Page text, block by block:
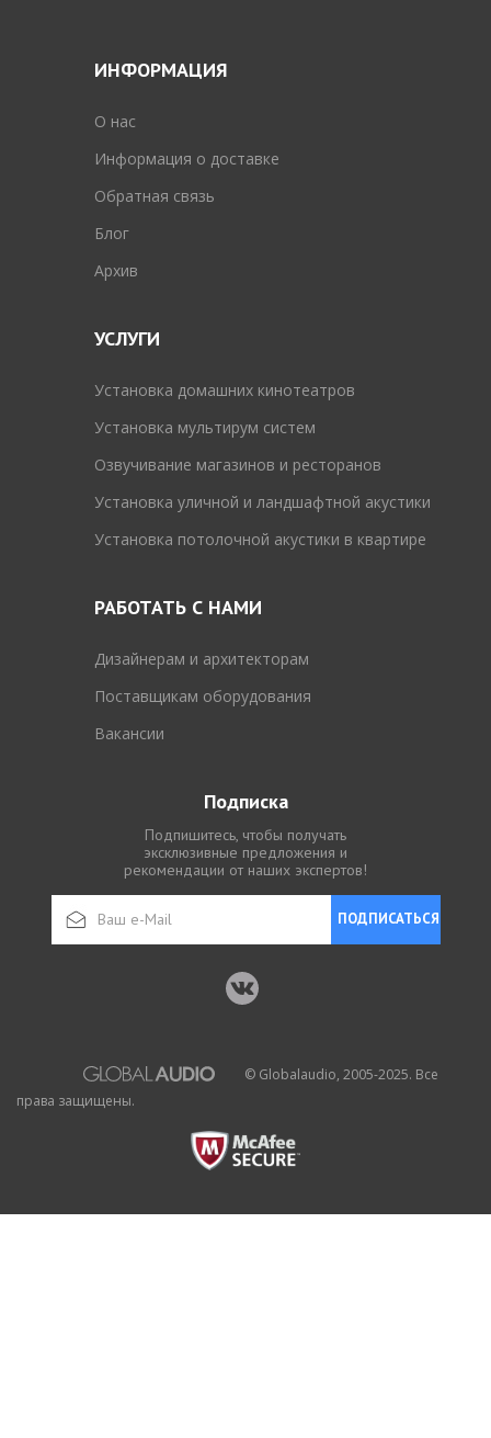
ИНФОРМАЦИЯ
O нас
Информация о доставке
Обратная связь
Блог
Архив
УСЛУГИ
Установка домашних кинотеатров
Установка мультирум систем
Озвучивание магазинов и ресторанов
Установка уличной и ландшафтной акустики
Установка потолочной акустики в квартире
РАБОТАТЬ С НАМИ
Дизайнерам и архитекторам
Поставщикам оборудования
Вакансии
Подписка
Подпишитесь, чтобы получать
эксклюзивные предложения и
рекомендации от наших экспертов!
ПОДПИСАТЬСЯ
© Globalaudio, 2005-2025. Все
права защищены.